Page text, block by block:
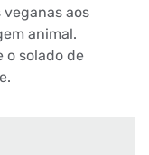
aos
animal.
o solado de